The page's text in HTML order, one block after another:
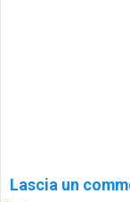
Lascia un